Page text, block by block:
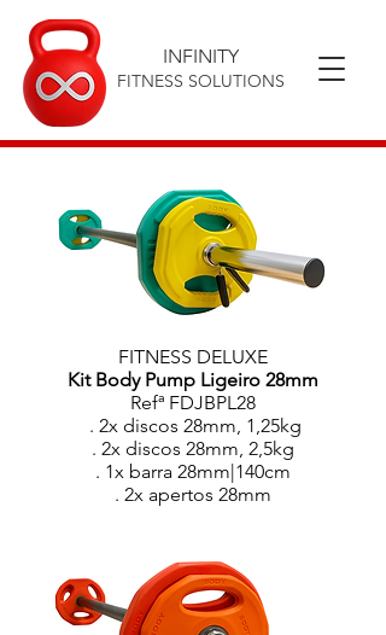
INFINITY
FITNESS SOLUTIONS
FITNESS DELUXE
Kit Body Pump Ligeiro 28mm
Refª FDJBPL28
. 2x discos 28mm, 1,25kg
. 2x discos 28mm, 2,5kg
. 1x barra 28mm|140cm
. 2x apertos 28mm